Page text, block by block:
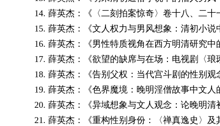
14. 薛英杰：
《〈二刻拍案惊奇〉卷十八、二
15. 薛英杰：
《文人权力与男风想象：清初小
16. 薛英杰：
《男性特质视角在西方明清研究
17. 薛英杰：
《欲望的缺席与在场：电视剧〈
18. 薛英杰：
《告别父权：当代宫斗剧的性别
19. 薛英杰：
《色界魔境：晚明淫僧故事中文
20. 薛英杰：
《异域想象与文人观念：论晚明
21. 薛英杰：
《重构性别身份：〈禅真逸史〉